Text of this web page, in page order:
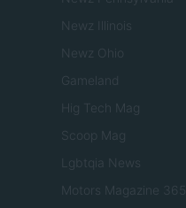
Newz Illinois
Newz Ohio
Gameland
Hig Tech Mag
Scoop Mag
Lgbtqia News
Motors Magazine 365